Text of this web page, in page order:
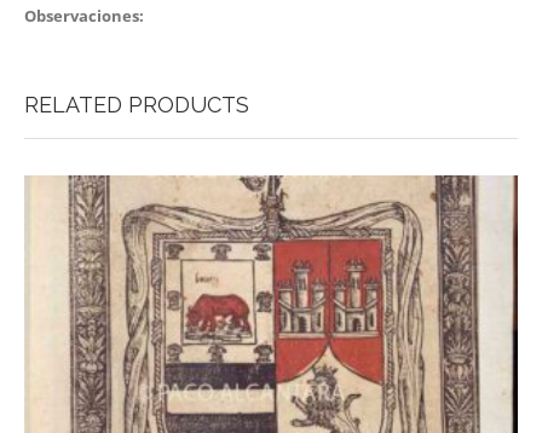
Observaciones:
RELATED PRODUCTS